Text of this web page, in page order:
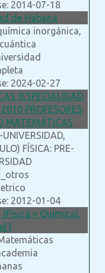
2014-07-18
de Habana
inorgánica,
2024-02-27
(ESPECIALIDAD
PROFESORES
MATEMÁTICAS
FÍSICA: PRE-
2012-01-04
y Química),
I